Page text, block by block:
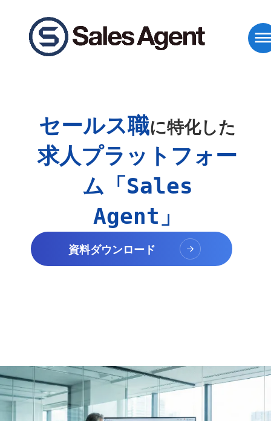
セールス職に特化した
求人プラットフォー
ム「Sales
Agent」
資料ダウンロード